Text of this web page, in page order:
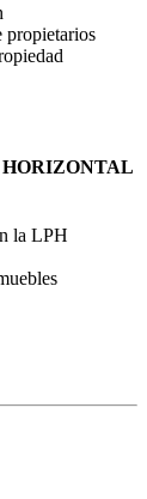
propietarios
la LPH